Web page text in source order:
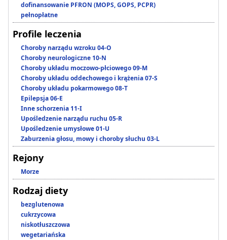
dofinansowanie PFRON (MOPS, GOPS, PCPR)
pełnopłatne
Profile leczenia
Choroby narządu wzroku 04-O
Choroby neurologiczne 10-N
Choroby układu moczowo-płciowego 09-M
Choroby układu oddechowego i krążenia 07-S
Choroby układu pokarmowego 08-T
Epilepsja 06-E
Inne schorzenia 11-I
Upośledzenie narządu ruchu 05-R
Upośledzenie umysłowe 01-U
Zaburzenia głosu, mowy i choroby słuchu 03-L
Rejony
Morze
Rodzaj diety
bezglutenowa
cukrzycowa
niskotłuszczowa
wegetariańska